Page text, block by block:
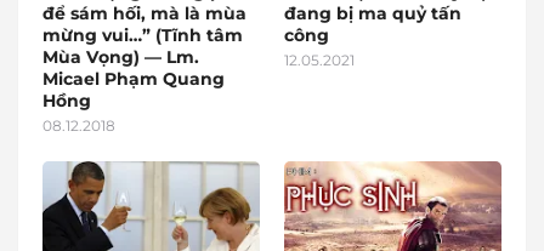
để sám hối, mà là mùa
mừng vui…” (Tĩnh tâm
Mùa Vọng) — Lm.
Micael Phạm Quang
Hồng
08.12.2018
đang bị ma quỷ tấn
công
12.05.2021